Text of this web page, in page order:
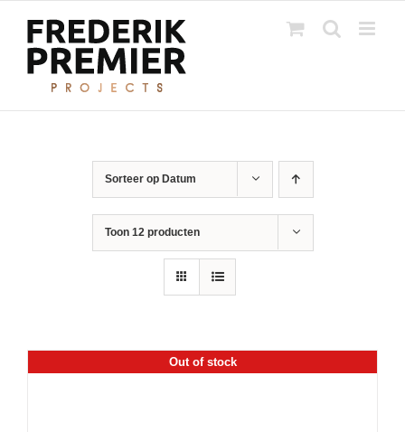
inhoud
Sorteer op Datum
Toon 12 producten
Out of stock